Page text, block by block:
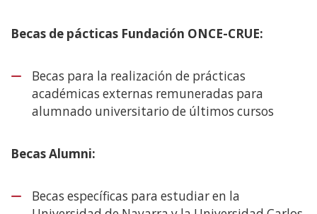
Becas de pácticas Fundación ONCE-CRUE:
Becas para la realización de prácticas
académicas externas remuneradas para
alumnado universitario de últimos cursos
Becas Alumni:
Becas específicas para estudiar en la